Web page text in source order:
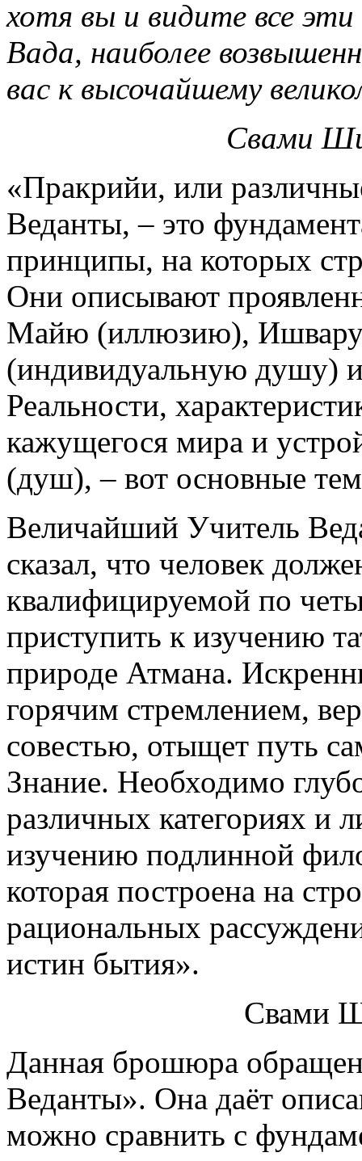
хотя вы и видите все
Вада, наиболее
вас к высочайшему
Свами
«Пракрийи, или
Веданты, – это
принципы, на которых
Они описывают
Майю (иллюзию), Ишвару
(индивидуальную душу)
Реальности,
кажущегося мира и
(душ), – вот основные
Величайший Учитель
сказал, что человек
квалифицируемой по
приступить к изучению
природе Атмана.
горячим стремлением,
совестью, отыщет путь
Знание. Необходимо
различных категориях и
изучению подлинной
которая построена на
рациональных
истин бытия».
Свами
Данная брошюра
Веданты». Она даёт
можно сравнить с